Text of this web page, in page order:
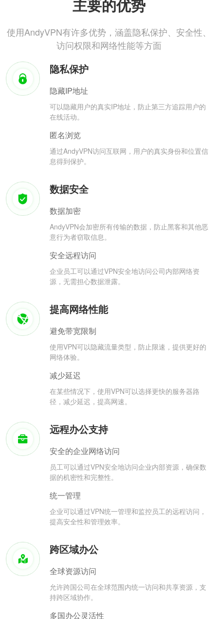
主要的优势
使用AndyVPN有许多优势，涵盖隐私保护、安全性、
访问权限和网络性能等方面
隐私保护
隐藏IP地址
可以隐藏用户的真实IP地址，防止第三方追踪用户的
在线活动。
匿名浏览
通过AndyVPN访问互联网，用户的真实身份和位置信
息得到保护。
数据安全
数据加密
AndyVPN会加密所有传输的数据，防止黑客和其他恶
意行为者窃取信息。
安全远程访问
企业员工可以通过VPN安全地访问公司内部网络资
源，无需担心数据泄露。
提高网络性能
避免带宽限制
使用VPN可以隐藏流量类型，防止限速，提供更好的
网络体验。
减少延迟
在某些情况下，使用VPN可以选择更快的服务器路
径，减少延迟，提高网速。
远程办公支持
安全的企业网络访问
员工可以通过VPN安全地访问企业内部资源，确保数
据的机密性和完整性。
统一管理
企业可以通过VPN统一管理和监控员工的远程访问，
提高安全性和管理效率。
跨区域办公
全球资源访问
允许跨国公司在全球范围内统一访问和共享资源，支
持跨区域协作。
多国办公灵活性